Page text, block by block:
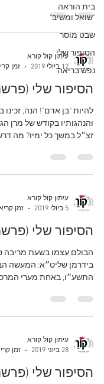
בית הוראה
"שואל ומשיב"
שבט מוסר
הסיפור שלי
נפש בריאה
עיתון קול קורא
12 ביולי 2019
זמן קריאה
הסיפור שלי
להיות "בן אדם"! הנה, זכינו
והנהגותיו בקודש של מרן
זצ״ל במשך כל ימיו? מה
עיתון קול קורא
5 ביולי 2019
זמן קריאה 2
הסיפור שלי
הבולם עצמו בשעת מריבה
בידרמן שליט״א: המעשה
התשע״ו, באחת מערי
עיתון קול קורא
28 ביוני 2019
זמן קריאה
הסיפור שלי